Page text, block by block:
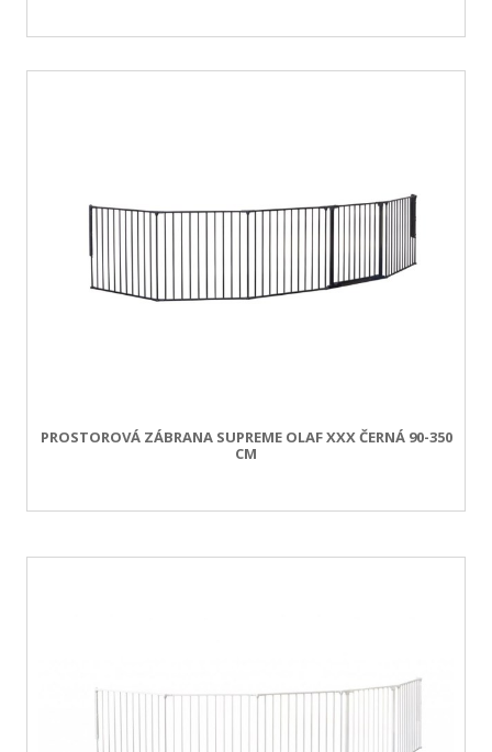
PROSTOROVÁ ZÁBRANA SUPREME OLAF XXX ČERNÁ 90-350
CM